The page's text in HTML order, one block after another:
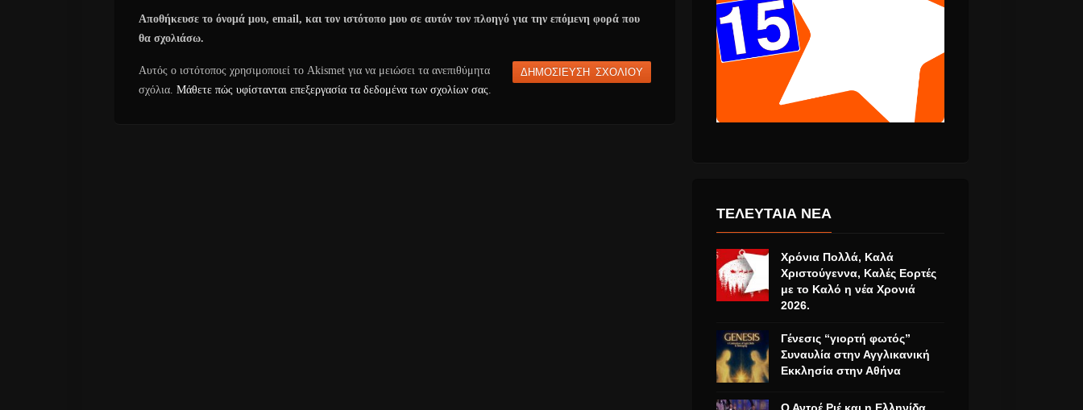
Αποθήκευσε το όνομά μου, email, και τον ιστότοπο μου σε αυτόν τον πλοηγό για την επόμενη φορά που
θα σχολιάσω.
Αυτός ο ιστότοπος χρησιμοποιεί το Akismet για να μειώσει τα ανεπιθύμητα
σχόλια. Μάθετε πώς υφίστανται επεξεργασία τα δεδομένα των σχολίων σας
ΤΕΛΕΥΤΑΙΑ ΝΕΑ
Χρόνια Πολλά, Καλά
Χριστούγεννα, Καλές Εορτές
με το Καλό η νέα Χρονιά
2026.
Γένεσις “γιορτή φωτός”
Συναυλία στην Αγγλικανική
Εκκλησία στην Αθήνα